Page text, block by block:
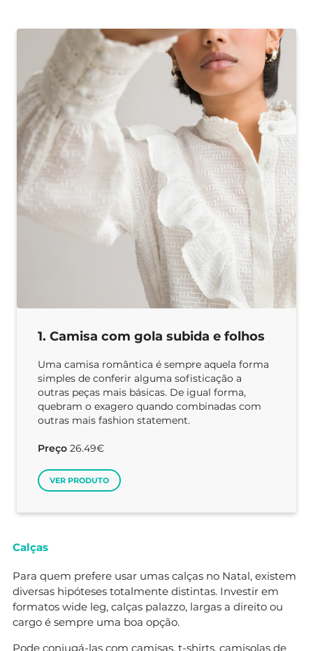
1. Camisa com gola subida e folhos
Uma camisa romântica é sempre aquela forma
simples de conferir alguma sofisticação a
outras peças mais básicas. De igual forma,
quebram o exagero quando combinadas com
outras mais fashion statement.
Preço 26.49€
VER PRODUTO
Calças
Para quem prefere usar umas calças no Natal, existem
diversas hipóteses totalmente distintas. Investir em
formatos wide leg, calças palazzo, largas a direito ou
cargo é sempre uma boa opção.
Pode conjugá-las com camisas, t-shirts, camisolas de